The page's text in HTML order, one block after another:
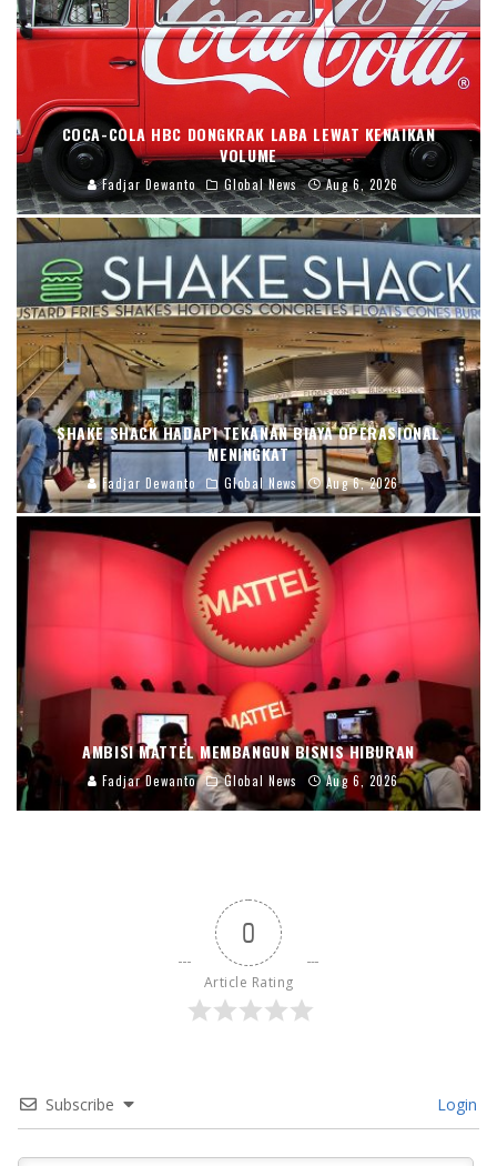
COCA-COLA HBC DONGKRAK LABA LEWAT KENAIKAN
VOLUME
Fadjar Dewanto Global News Aug 6, 2026
SHAKE SHACK HADAPI TEKANAN BIAYA OPERASIONAL
MENINGKAT
Fadjar Dewanto Global News Aug 6, 2026
AMBISI MATTEL MEMBANGUN BISNIS HIBURAN
Fadjar Dewanto Global News Aug 6, 2026
0
Article Rating
Subscribe Login